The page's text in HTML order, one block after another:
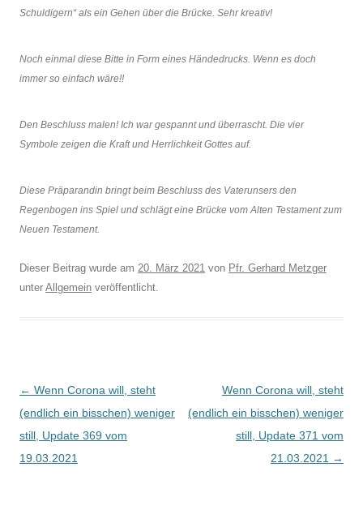
Schuldigern“ als ein Gehen über die Brücke. Sehr kreativ!
Noch einmal diese Bitte in Form eines Händedrucks. Wenn es doch
immer so einfach wäre!!
Den Beschluss malen! Ich war gespannt und überrascht. Die vier
Symbole zeigen die Kraft und Herrlichkeit Gottes auf.
Diese Präparandin bringt beim Beschluss des Vaterunsers den
Regenbogen ins Spiel und schlägt eine Brücke vom Alten Testament zum
Neuen Testament.
Dieser Beitrag wurde am 20. März 2021 von Pfr. Gerhard Metzger
unter Allgemein veröffentlicht.
Beitragsnavigation
← Wenn Corona will, steht
(endlich ein bisschen) weniger
still, Update 369 vom
19.03.2021
Wenn Corona will, steht
(endlich ein bisschen) weniger
still, Update 371 vom
21.03.2021 →